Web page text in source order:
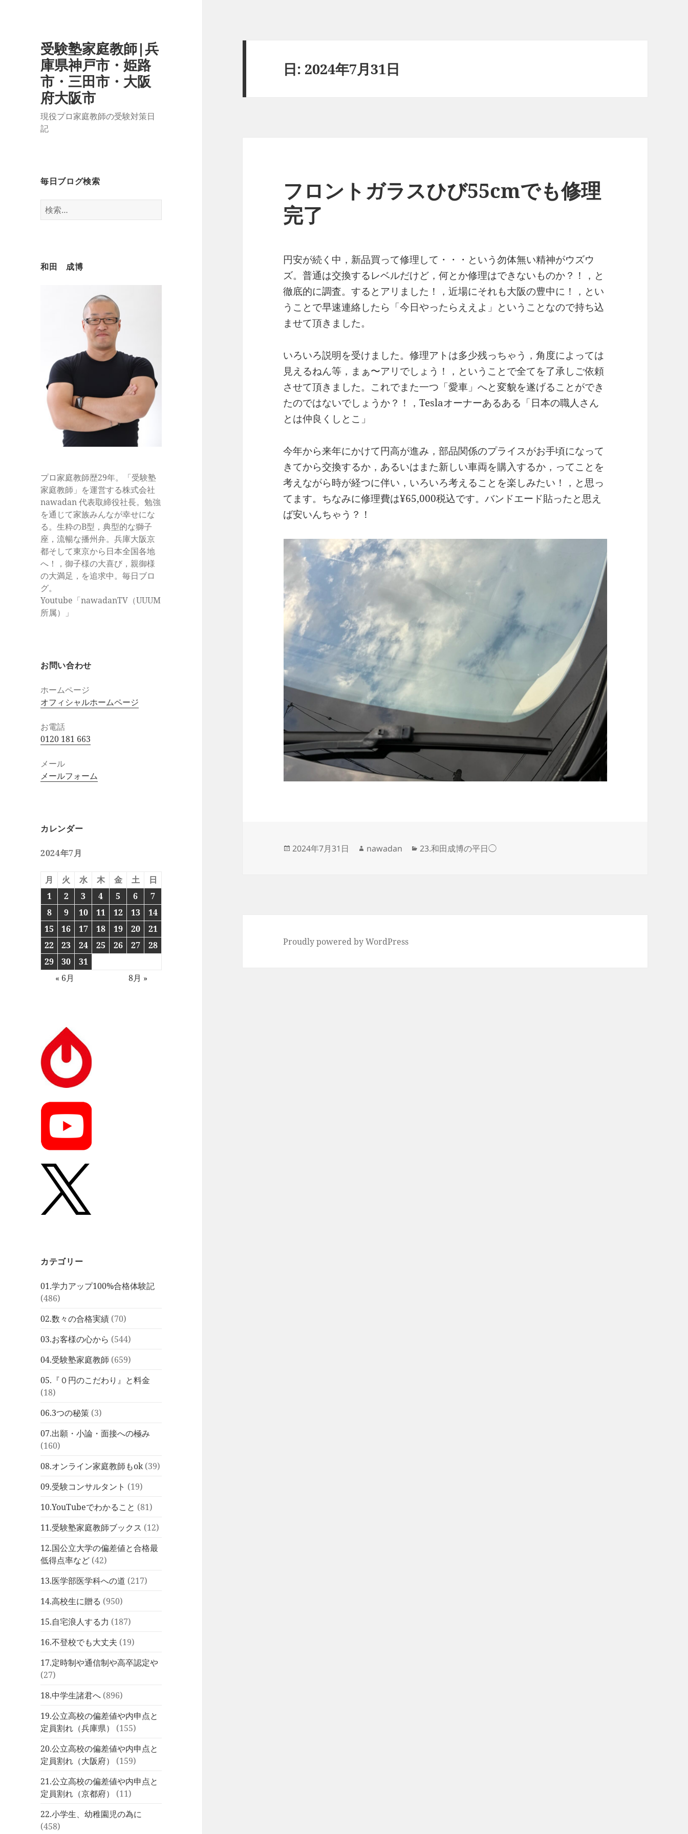
受験塾家庭教師|兵
庫県神戸市・姫路
市・三田市・大阪
府大阪市
現役プロ家庭教師の受験対策日
記
毎日ブログ検索
検
索:
和田 成博
プロ家庭教師歴29年。「受験塾
家庭教師」を運営する株式会社
nawadan 代表取締役社長。勉強
を通じて家族みんなが幸せにな
る。生粋のB型，典型的な獅子
座，流暢な播州弁。兵庫大阪京
都そして東京から日本全国各地
へ！，御子様の大喜び，親御様
の大満足，を追求中。毎日ブロ
グ。
Youtube「nawadanTV（UUUM
所属）」
お問い合わせ
ホームページ
オフィシャルホームページ
お電話
0120 181 663
メール
メールフォーム
カレンダー
2024年7月
月 火 水 木 金 土
日
1
2 3 4 5 6
7
8
9 10 11 12 13
14
15
16 17 18 19 20
21
22
23 24 25 26 27
28
29
30
31
« 6月
8月 »
カテゴリー
01.学力アップ100%合格体験記
(486)
02.数々の合格実績 (70)
03.お客様の心から (544)
04.受験塾家庭教師 (659)
05.『０円のこだわり』と料金
(18)
06.3つの秘策 (3)
07.出願・小論・面接への極み
(160)
08.オンライン家庭教師もok(39)
09.受験コンサルタント (19)
10.YouTubeでわかること (81)
11.受験塾家庭教師ブックス (12)
12.国公立大学の偏差値と合格最
低得点率など (42)
13.医学部医学科への道 (217)
14.高校生に贈る (950)
15.自宅浪人する力 (187)
16.不登校でも大丈夫 (19)
17.定時制や通信制や高卒認定や
(27)
18.中学生諸君へ (896)
19.公立高校の偏差値や内申点と
定員割れ（兵庫県）
(155)
20.公立高校の偏差値や内申点と
定員割れ（大阪府）
(159)
21.公立高校の偏差値や内申点と
定員割れ（京都府）
(11)
22.小学生、幼稚園児の為に
(458)
日: 2024年7月31日
フロントガラスひび55cmでも修理
完了
円安が続く中，新品買って修理して・・・という勿体無い精神がウズウ
ズ。普通は交換するレベルだけど，何とか修理はできないものか？！，と
徹底的に調査。するとアリました！，近場にそれも大阪の豊中に！，とい
うことで早速連絡したら「今日やったらええよ」ということなので持ち込
ませて頂きました。
いろいろ説明を受けました。修理アトは多少残っちゃう，角度によっては
見えるねん等，まぁ〜アリでしょう！，ということで全てを了承しご依頼
させて頂きました。これでまた一つ「愛車」へと変貌を遂げることができ
たのではないでしょうか？！，Teslaオーナーあるある「日本の職人さん
とは仲良くしとこ」
今年から来年にかけて円高が進み，部品関係のプライスがお手頃になって
きてから交換するか，あるいはまた新しい車両を購入するか，ってことを
考えながら時が経つに伴い，いろいろ考えることを楽しみたい！，と思っ
てます。ちなみに修理費は¥65,000税込です。バンドエード貼ったと思え
ば安いんちゃう？！
投
2024年7月31日
作
nawadan
カ
23.和田成博の平日◯
Proudly powered by WordPress